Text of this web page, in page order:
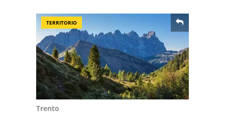
TERRITORIO
Trento